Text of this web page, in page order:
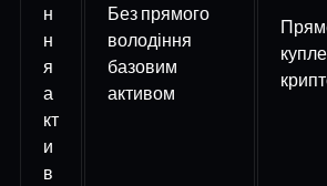
н
н
я
а
кт
и
в
Без прямого
володіння
базовим
активом